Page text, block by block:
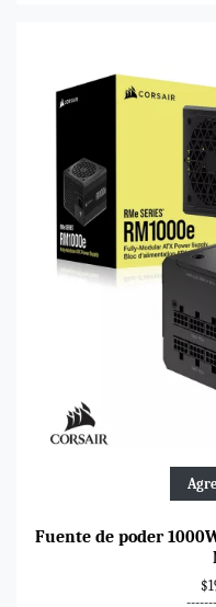
Fuente de poder